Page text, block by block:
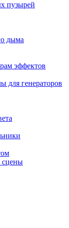
пузырей
дыма
эффектов
для генераторов
сцены